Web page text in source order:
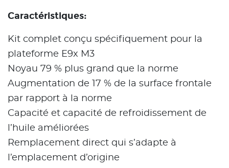
Caractéristiques:
Kit complet conçu spécifiquement pour la
plateforme E9x M3
Noyau 79 % plus grand que la norme
Augmentation de 17 % de la surface frontale
par rapport à la norme
Capacité et capacité de refroidissement de
l’huile améliorées
Remplacement direct qui s’adapte à
l’emplacement d’origine